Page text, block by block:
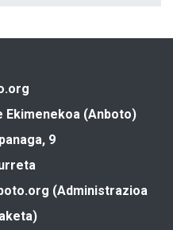
Ekimenekoa (Anboto)
9
(Administrazioa